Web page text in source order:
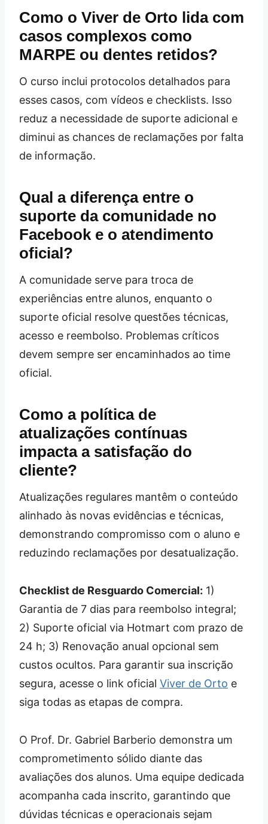
Como o Viver de Orto lida com
casos complexos como
MARPE ou dentes retidos?
O curso inclui protocolos detalhados para
esses casos, com vídeos e checklists. Isso
reduz a necessidade de suporte adicional e
diminui as chances de reclamações por falta
de informação.
Qual a diferença entre o
suporte da comunidade no
Facebook e o atendimento
oficial?
A comunidade serve para troca de
experiências entre alunos, enquanto o
suporte oficial resolve questões técnicas,
acesso e reembolso. Problemas críticos
devem sempre ser encaminhados ao time
oficial.
Como a política de
atualizações contínuas
impacta a satisfação do
cliente?
Atualizações regulares mantêm o conteúdo
alinhado às novas evidências e técnicas,
demonstrando compromisso com o aluno e
reduzindo reclamações por desatualização.
Checklist de Resguardo Comercial: 1)
Garantia de 7 dias para reembolso integral;
2) Suporte oficial via Hotmart com prazo de
24 h; 3) Renovação anual opcional sem
custos ocultos. Para garantir sua inscrição
segura, acesse o link oficial Viver de Orto e
siga todas as etapas de compra.
O Prof. Dr. Gabriel Barberio demonstra um
comprometimento sólido diante das
avaliações dos alunos. Uma equipe dedicada
acompanha cada inscrito, garantindo que
dúvidas técnicas e operacionais sejam